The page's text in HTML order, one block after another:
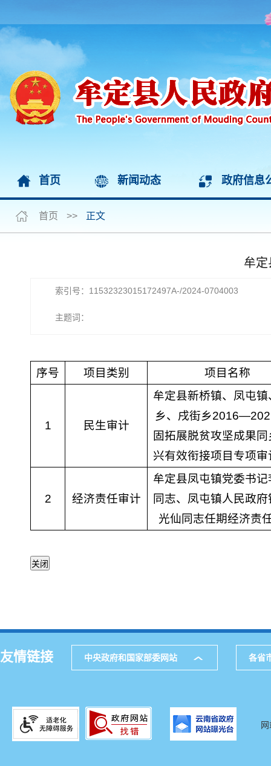
首页 新闻动态 政府信息
首页 >> 正文
牟
索引号：11532323015172497A-/2024-0704003
主题词：
序号 项目类别 项目名称
1 民生审计
牟定县新桥镇、凤屯镇
乡、戌街乡
固拓展脱贫攻坚成果同
兴有效衔接项目专项审
2 经济责任审计
牟定县凤屯镇党委书记
同志、凤屯镇人民政府
光仙同志任期经济责
友情链接 中央政府和国家部委网站 各省